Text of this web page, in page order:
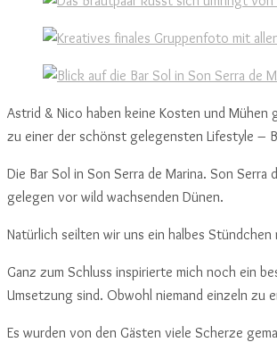
Astrid & Nico haben keine Kosten und
zu einer der schönst gelegensten Lifestyle –
Die Bar Sol in Son Serra de Marina. Son
gelegen vor wild wachsenden Dünen.
Natürlich seilten wir uns ein halbes
Ganz zum Schluss inspirierte mich noch ein
Umsetzung sind. Obwohl niemand einzeln zu
Es wurden von den Gästen viele Scherze